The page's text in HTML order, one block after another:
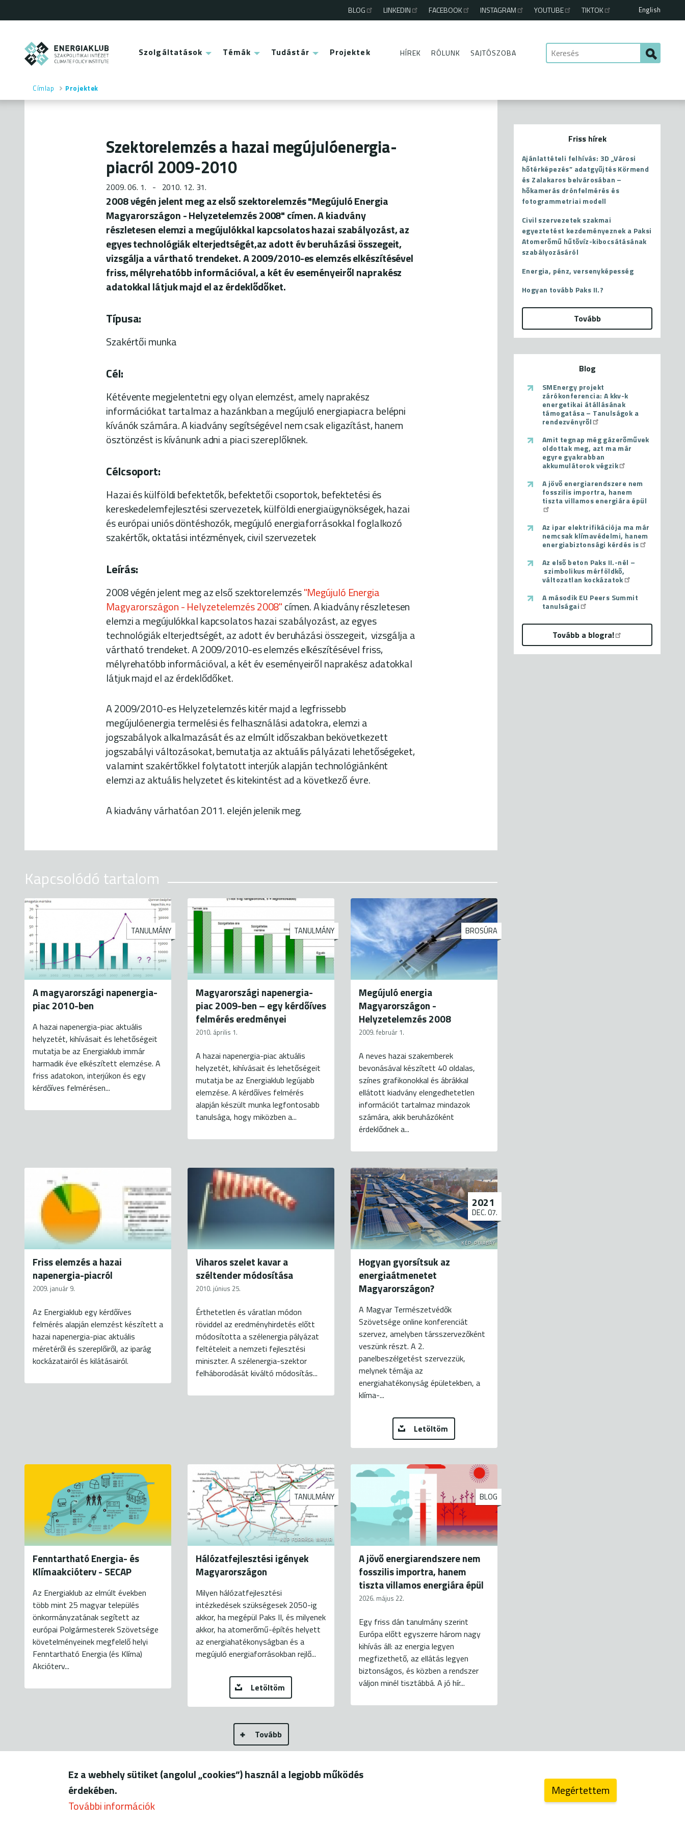
a
ENERGIAKLUB
English
Main
menu
Szolgáltatások Témák Tudástár Projektek HÍREK RÓLUNK SAJTÓSZOBA
Third
BLOG LINKEDIN FACEBOOK INSTAGRAM YOUTUBE TIKTOK
Morzsa
Címlap Projektek
Szektorelemzés a hazai megújulóenergia-
piacról 2009-2010
2009. 06. 1. 2010. 12. 31.
2008 végén jelent meg az első szektorelemzés "Megújuló Energia
Magyarországon - Helyzetelemzés 2008" címen. A kiadvány
részletesen elemzi a megújulókkal kapcsolatos hazai szabályozást, az
egyes technológiák elterjedtségét,az adott év beruházási összegeit,
vizsgálja a vártható trendeket. A 2009/2010-es elemzés elkészítésével
friss, mélyrehatóbb információval, a két év eseményeiről naprakész
adatokkal látjuk majd el az érdeklődőket.
Típusa:
Szakértői munka
Cél:
Kétévente megjelentetni egy olyan elemzést, amely naprakész
információkat tartalmaz a hazánkban a megújuló energiapiacra belépni
kívánók számára. A kiadvány segítségével nem csak eligazítást, hanem
ösztönzést is kívánunk adni a piaci szereplőknek.
Célcsoport:
Hazai és külföldi befektetők, befektetői csoportok, befektetési és
kereskedelemfejlesztési szervezetek, külföldi energiaügynökségek, hazai
és európai uniós döntéshozók, megújuló energiaforrásokkal foglalkozó
szakértők, oktatási intézmények, civil szervezetek
Leírás:
2008 végén jelent meg az első szektorelemzés"Megújuló Energia
Magyarországon - Helyzetelemzés 2008"címen. A kiadvány részletesen
elemzi a megújulókkal kapcsolatos hazai szabályozást, az egyes
technológiák elterjedtségét, az adott év beruházási összegeit, vizsgálja a
vártható trendeket. A 2009/2010-es elemzés elkészítésével friss,
mélyrehatóbb információval, a két év eseményeiről naprakész adatokkal
látjuk majd el az érdeklődőket.
A 2009/2010-es Helyzetelemzés kitér majd a legfrissebb
megújulóenergia termelési és felhasználási adatokra, elemzi a
jogszabályok alkalmazását és az elmúlt időszakban bekövetkezett
jogszabályi változásokat, bemutatja az aktuális pályázati lehetőségeket,
valamint szakértőkkel folytatott interjúk alapján technológiánként
elemzi az aktuális helyzetet és kitekintést ad a következő évre.
A kiadvány várhatóan 2011. elején jelenik meg.
Kapcsolódó tartalom
TANULMÁNY
A magyarországi napenergia-
piac 2010-ben
A hazai napenergia-piac aktuális
helyzetét, kihívásait és lehetőségeit
mutatja be az Energiaklub immár
harmadik éve elkészített elemzése. A
friss adatokon, interjúkon és egy
kérdőíves felmérésen...
TANULMÁNY
Magyarországi napenergia-
piac 2009-ben – egy kérdőíves
felmérés eredményei
2010. április 1.
A hazai napenergia-piac aktuális
helyzetét, kihívásait és lehetőségeit
mutatja be az Energiaklub legújabb
elemzése. A kérdőíves felmérés
alapján készült munka legfontosabb
tanulsága, hogy miközben a...
BROSÚRA
Megújuló energia
Magyarországon -
Helyzetelemzés 2008
2009. február 1.
A neves hazai szakemberek
bevonásával készített 40 oldalas,
színes grafikonokkal és ábrákkal
ellátott kiadvány elengedhetetlen
információt tartalmaz mindazok
számára, akik beruházóként
érdeklődnek a...
Friss elemzés a hazai
napenergia-piacról
2009. január 9.
Az Energiaklub egy kérdőíves
felmérés alapján elemzést készített a
hazai napenergia-piac aktuális
méretéről és szereplőiről, az iparág
kockázatairól és kilátásairól.
Viharos szelet kavar a
széltender módosítása
2010. június 25.
Érthetetlen és váratlan módon
röviddel az eredményhirdetés előtt
módosította a szélenergia pályázat
feltételeit a nemzeti fejlesztési
miniszter. A szélenergia-szektor
felháborodását kiváltó módosítás...
KÉP: PIXABAY
Hogyan gyorsítsuk az
energiaátmenetet
Magyarországon?
2021
DEC. 07.
A Magyar Természetvédők
Szövetsége online konferenciát
szervez, amelyben társszervezőként
veszünk részt. A 2.
panelbeszélgetést szervezzük,
melynek témája az
energiahatékonyság épületekben, a
klíma-...
Letöltöm
Fenntartható Energia- és
Klímaakcióterv - SECAP
Az Energiaklub az elmúlt években
több mint 25 magyar település
önkormányzatának segített az
európai Polgármesterek Szövetsége
követelményeinek megfelelő helyi
Fenntartható Energia (és Klíma)
Akcióterv...
KÉP FORRÁSA: MAVIR
TANULMÁNY
Hálózatfejlesztési igények
Magyarországon
Milyen hálózatfejlesztési
intézkedések szükségesek 2050-ig
akkor, ha megépül Paks II, és milyenek
akkor, ha atomerőmű-építés helyett
az energiahatékonyságban és a
megújuló energiaforrásokban rejlő...
Letöltöm
BLOG
A jövő energiarendszere nem
fosszilis importra, hanem
tiszta villamos energiára épül
2026. május 22.
Egy friss dán tanulmány szerint
Európa előtt egyszerre három nagy
kihívás áll: az energia legyen
megfizethető, az ellátás legyen
biztonságos, és közben a rendszer
váljon minél tisztábbá. A jó hír...
Tovább
Friss hírek
Ajánlattételi felhívás: 3D „Városi
hőtérképezés” adatgyűjtés Körmend
és Zalakaros belvárosában –
hőkamerás drónfelmérés és
fotogrammetriai modell
Civil szervezetek szakmai
egyeztetést kezdeményeznek a Paksi
Atomerőmű hűtővíz-kibocsátásának
szabályozásáról
Energia, pénz, versenyképesség
Hogyan tovább Paks II.?
Tovább
Blog
SMEnergy projekt
zárókonferencia: A kkv-k
energetikai átállásának
támogatása – Tanulságok a
rendezvényről
Amit tegnap még gázerőművek
oldottak meg, azt ma már
egyre gyakrabban
akkumulátorok végzik
A jövő energiarendszere nem
fosszilis importra, hanem
tiszta villamos energiára épül
Az ipar elektrifikációja ma már
nemcsak klímavédelmi, hanem
energiabiztonsági kérdés is
Az első beton Paks II.-nél –
szimbolikus mérföldkő,
változatlan kockázatok
A második EU Peers Summit
tanulságai
Tovább a blogra!
1056 Budapest, Szerb u. 17-19. +36 20 544-7100 (H-P: 9-18)
© ENERGIAKLUB - minden jog fenntartva
Ez a webhely sütiket (angolul „cookies”) használ a legjobb működés
érdekében.
További információk
Megértettem